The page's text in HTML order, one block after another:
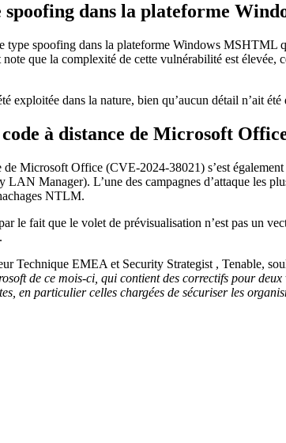
dans la plateforme
spoofing dans la plateforme Windows MSHTML
que la complexité de cette vulnérabilité est élevée,
exploitée dans la nature, bien qu’aucun détail n’ait
à distance de Microsoft
Microsoft Office (CVE-2024-38021) s’est
Manager). L’une des campagnes d’attaque les
NTLM.
le fait que le volet de prévisualisation n’est pas un
Technique EMEA et Security Strategist , Tenable,
de ce mois-ci, qui contient des correctifs pour
en particulier celles chargées de sécuriser les